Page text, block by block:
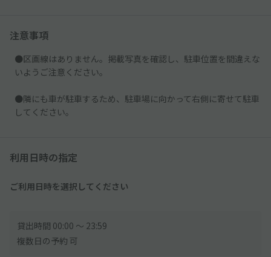
注意事項
●区画線はありません。掲載写真を確認し、駐車位置を間違えな
いようご注意ください。
●隣にも車が駐車するため、駐車場に向かって右側に寄せて駐車
してください。
利用日時の指定
ご利用日時を選択してください
貸出時間 00:00 〜 23:59
複数日の予約 可